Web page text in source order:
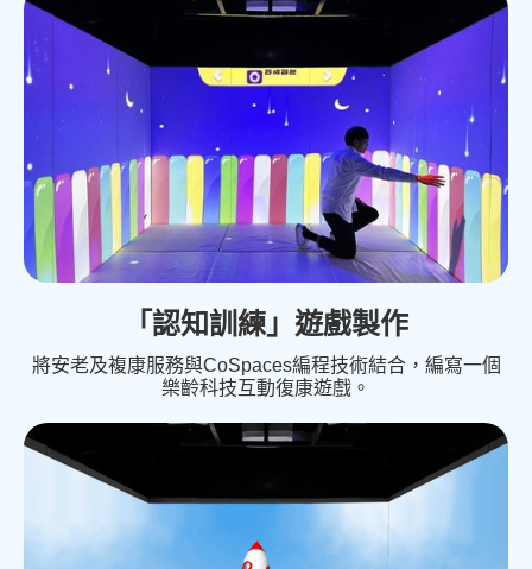
「認知訓練」遊戲製作
將安老及複康服務與CoSpaces編程技術結合，編寫一個
樂齡科技互動復康遊戲。